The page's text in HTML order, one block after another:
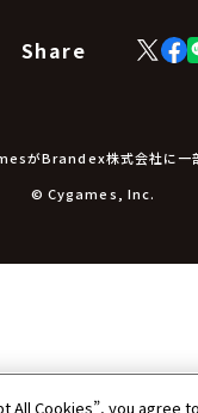
品
ー
Share
X
がBrandex株式会社に一
© Cygames, Inc.
All Cookies”, you agree